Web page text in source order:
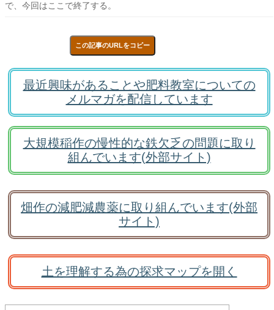
で、今回はここで終了する。
この記事のURLをコピー
最近興味があることや肥料教室についての
メルマガを配信しています
大規模稲作の慢性的な鉄欠乏の問題に取り
組んでいます(外部サイト)
畑作の減肥減農薬に取り組んでいます(外部
サイト)
土を理解する為の探求マップを開く